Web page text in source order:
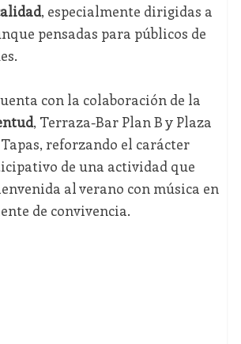
, especialmente dirigidas a
pensadas para públicos de
con la colaboración de la
, Terraza-Bar Plan B y Plaza
reforzando el carácter
de una actividad que
al verano con música en
de convivencia.